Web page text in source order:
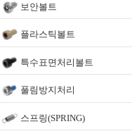
보안볼트
플라스틱볼트
특수표면처리볼트
풀림방지처리
스프링(SPRING)